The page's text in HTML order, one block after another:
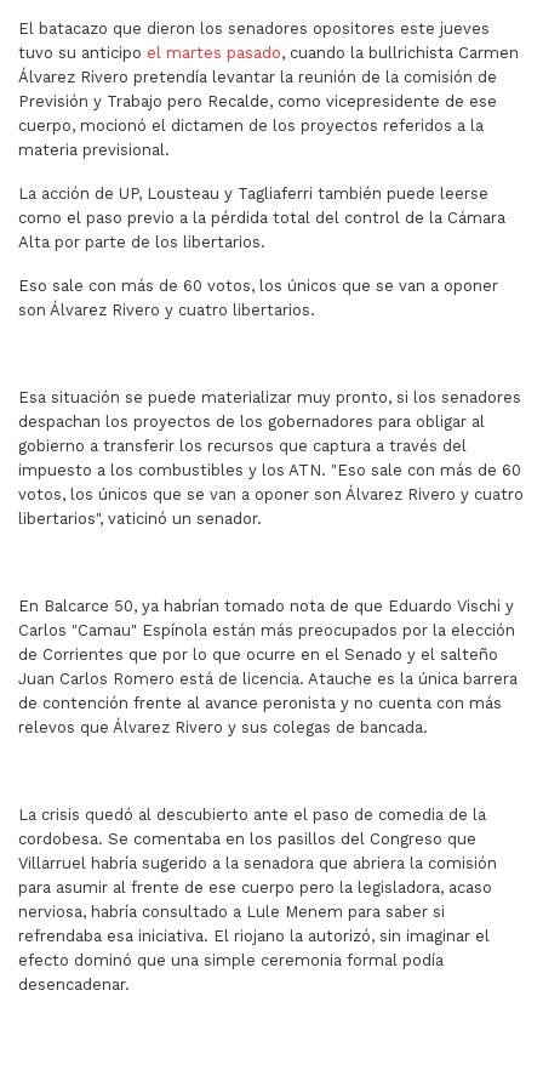
El batacazo que dieron los senadores opositores este jueves
tuvo su anticipo el martes pasado, cuando la bullrichista Carmen
Álvarez Rivero pretendía levantar la reunión de la comisión de
Previsión y Trabajo pero Recalde, como vicepresidente de ese
cuerpo, mocionó el dictamen de los proyectos referidos a la
materia previsional.
La acción de UP, Lousteau y Tagliaferri también puede leerse
como el paso previo a la pérdida total del control de la Cámara
Alta por parte de los libertarios.
Eso sale con más de 60 votos, los únicos que se van a oponer
son Álvarez Rivero y cuatro libertarios.
Esa situación se puede materializar muy pronto, si los senadores
despachan los proyectos de los gobernadores para obligar al
gobierno a transferir los recursos que captura a través del
impuesto a los combustibles y los ATN. "Eso sale con más de 60
votos, los únicos que se van a oponer son Álvarez Rivero y cuatro
libertarios", vaticinó un senador.
En Balcarce 50, ya habrían tomado nota de que Eduardo Vischi y
Carlos "Camau" Espínola están más preocupados por la elección
de Corrientes que por lo que ocurre en el Senado y el salteño
Juan Carlos Romero está de licencia. Atauche es la única barrera
de contención frente al avance peronista y no cuenta con más
relevos que Álvarez Rivero y sus colegas de bancada.
La crisis quedó al descubierto ante el paso de comedia de la
cordobesa. Se comentaba en los pasillos del Congreso que
Villarruel habría sugerido a la senadora que abriera la comisión
para asumir al frente de ese cuerpo pero la legisladora, acaso
nerviosa, habría consultado a Lule Menem para saber si
refrendaba esa iniciativa. El riojano la autorizó, sin imaginar el
efecto dominó que una simple ceremonia formal podía
desencadenar.